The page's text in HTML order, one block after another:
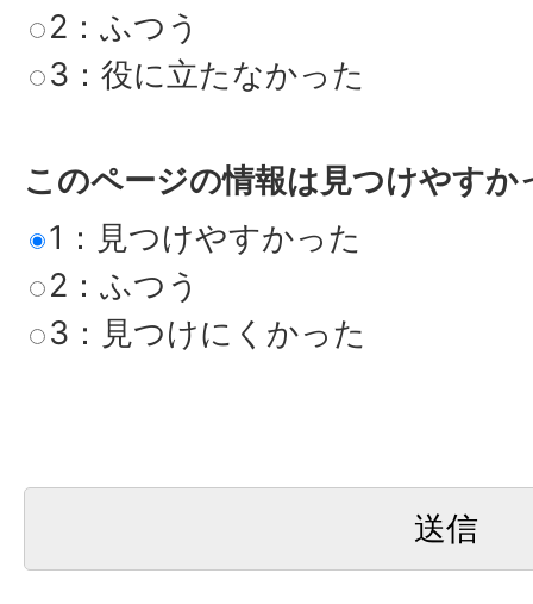
2：ふつう
3：役に立たなかった
このページの情報は見つけやすか
1：見つけやすかった
2：ふつう
3：見つけにくかった